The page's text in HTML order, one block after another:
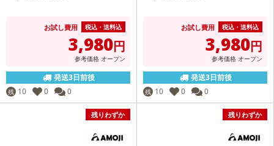
お試し費用 税込・送料込
3,980円
参考価格 オープン
発送3日前後
残 10 0 0
お試し費用 税込・送料込
3,980円
参考価格 オープン
発送3日前後
残 10 0 0
残りわずか 残りわずか